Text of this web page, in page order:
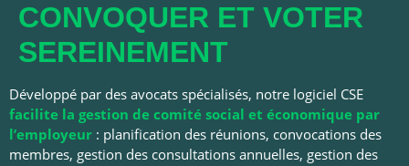
CONVOQUER ET VOTER
SEREINEMENT
Développé par des avocats spécialisés, notre logiciel CSE
facilite la gestion de comité social et économique par
l’employeur : planification des réunions, convocations des
membres, gestion des consultations annuelles, gestion des